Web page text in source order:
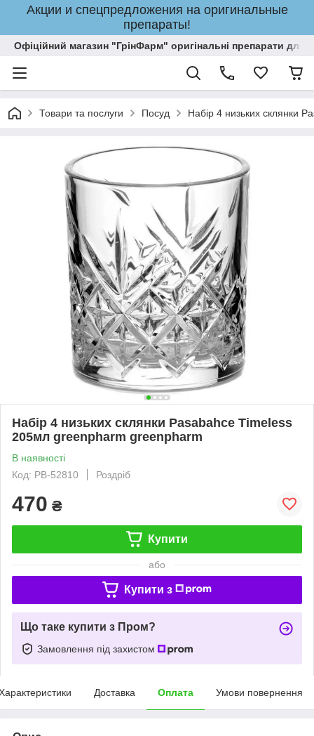
Акции и спецпредложения на оригинальные
препараты!
Офіційний магазин "ГрінФарм" оригінальні препарати для
Товари та послуги Посуд Набір 4 низьких склянки
Набір 4 низьких склянки Pasabahce Timeless
205мл greenpharm greenpharm
В наявності
Код: PB-52810
Роздріб
470 ₴
Купити
або
Купити з
Що таке купити з Пром?
Замовлення під захистом
Доставка Оплата Умови повернення